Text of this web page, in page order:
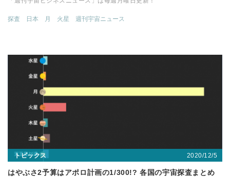
探査 日本 月 火星 週刊宇宙ニュース
トピックス 2020/12/5
はやぶさ2予算はアポロ計画の1/300!? 各国の宇宙探査まとめ